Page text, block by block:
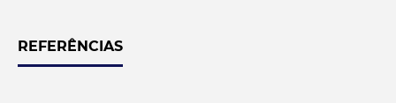
REFERÊNCIAS